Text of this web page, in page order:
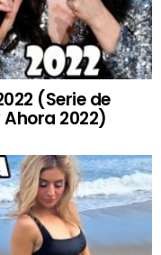
(Serie de
2022)